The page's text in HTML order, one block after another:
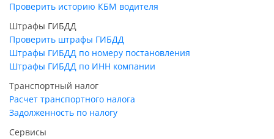
Проверить историю КБМ водителя
Штрафы ГИБДД
Проверить штрафы ГИБДД
Штрафы ГИБДД по номеру постановления
Штрафы ГИБДД по ИНН компании
Транспортный налог
Расчет транспортного налога
Задолженность по налогу
Сервисы